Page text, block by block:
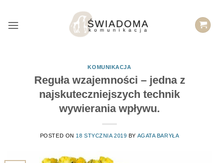
treści
KOMUNIKACJA
Reguła wzajemności – jedna z
najskuteczniejszych technik
wywierania wpływu.
POSTED ON 18 STYCZNIA 2019 BY AGATA BARYŁA